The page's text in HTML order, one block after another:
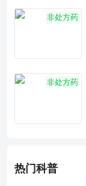
非处方药
非处方药
热门科普